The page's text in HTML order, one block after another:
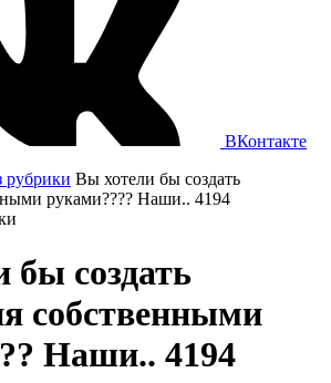
ВКонтакте
рубрики Вы хотели бы создать
руками???? Наши.. 4194
бы создать
собственными
Наши.. 4194